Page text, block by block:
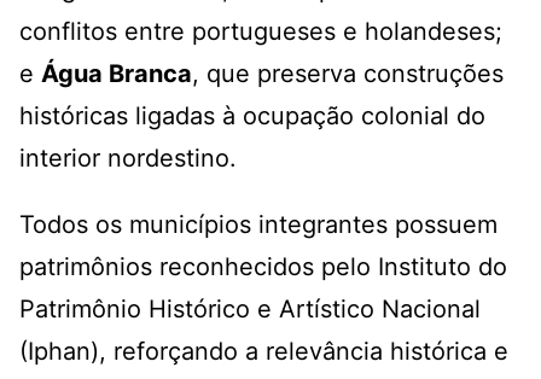
conflitos entre portugueses e holandeses;
e Água Branca, que preserva construções
históricas ligadas à ocupação colonial do
interior nordestino.
Todos os municípios integrantes possuem
patrimônios reconhecidos pelo Instituto do
Patrimônio Histórico e Artístico Nacional
(Iphan), reforçando a relevância histórica e